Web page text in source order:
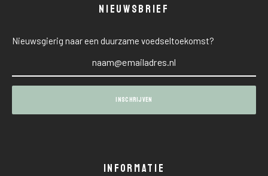
NIEUWSBRIEF
Nieuwsgierig naar een duurzame voedseltoekomst?
INFORMATIE